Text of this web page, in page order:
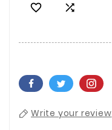
 
Write your review